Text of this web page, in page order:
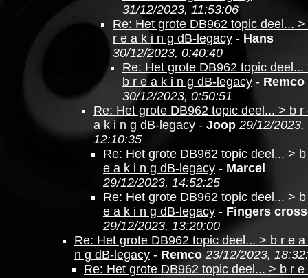
31/12/2023, 11:53:06
Re: Het grote DB962 topic deel... >
r e a k i n g dB-legacy - Hans
30/12/2023, 0:40:40
Re: Het grote DB962 topic deel...
b r e a k i n g dB-legacy - Remco
30/12/2023, 0:50:51
Re: Het grote DB962 topic deel... > b r
a k i n g dB-legacy - Joop 29/12/2023,
12:10:35
Re: Het grote DB962 topic deel... >
e a k i n g dB-legacy - Marcel
29/12/2023, 14:52:25
Re: Het grote DB962 topic deel... >
e a k i n g dB-legacy - Fingers
29/12/2023, 13:20:00
Re: Het grote DB962 topic deel... > b r e a
n g dB-legacy - Remco 23/12/2023,
Re: Het grote DB962 topic deel... > b r e